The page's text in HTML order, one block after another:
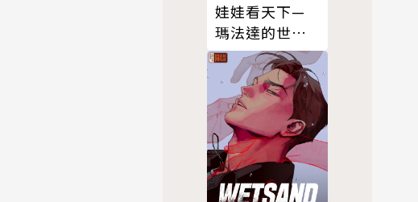
娃娃看天下—
瑪法達的世界
（3）【瑪法達
降落地球60週
年紀念版】